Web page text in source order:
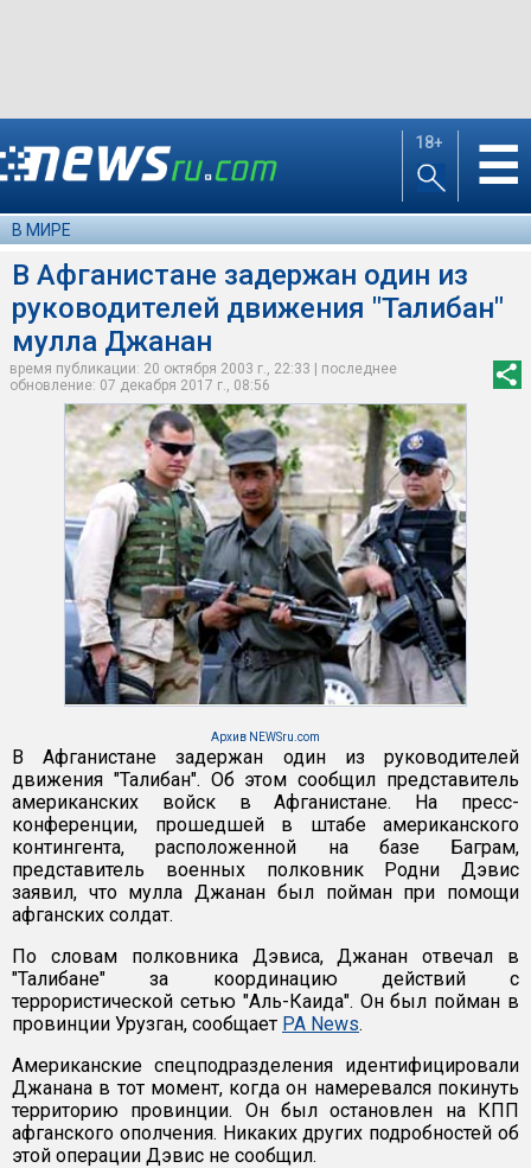
18+ ☰
В МИРЕ
В Афганистане задержан один из
руководителей движения "Талибан"
мулла Джанан
время публикации: 20 октября 2003 г., 22:33 | последнее
обновление: 07 декабря 2017 г., 08:56
Архив NEWSru.com
В Афганистане задержан один из руководителей
движения "Талибан". Об этом сообщил представитель
американских войск в Афганистане. На пресс-
конференции, прошедшей в штабе американского
контингента, расположенной на базе Баграм,
представитель военных полковник Родни Дэвис
заявил, что мулла Джанан был пойман при помощи
афганских солдат.
По словам полковника Дэвиса, Джанан отвечал в
"Талибане" за координацию действий с
террористической сетью "Аль-Каида". Он был пойман в
провинции Урузган, сообщает PA News.
Американские спецподразделения идентифицировали
Джанана в тот момент, когда он намеревался покинуть
территорию провинции. Он был остановлен на КПП
афганского ополчения. Никаких других подробностей об
этой операции Дэвис не сообщил.